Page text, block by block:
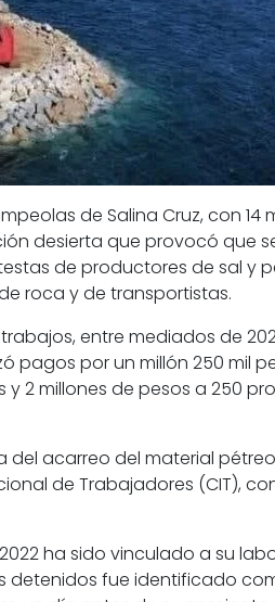
de Salina Cruz, con 14
desierta que provocó que
de productores de sal y
roca y de transportistas.
entre mediados de
pagos por un millón 250 mil
2 millones de pesos a 250
acarreo del material
de Trabajadores (CIT),
ha sido vinculado a su
detenidos fue identificado